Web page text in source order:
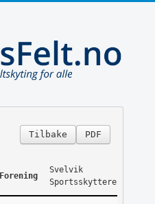
PDF
Tilbake
Forening
Svelvik
Sportsskyttere